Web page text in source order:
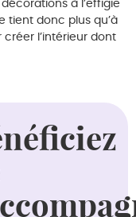
à l’effigie
tient donc plus qu’à
l’intérieur dont